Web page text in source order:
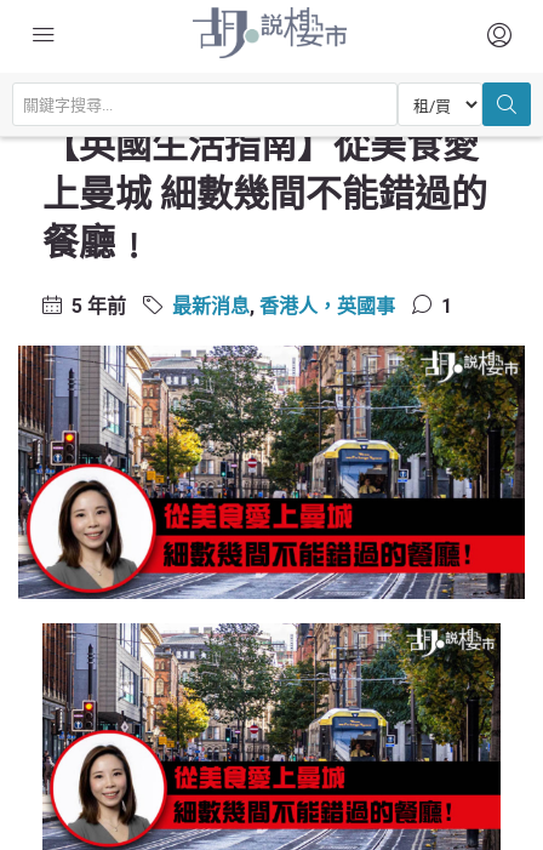
主頁
【英國生活指南】從美食愛上曼城 細數幾間不能錯過的餐廳﹗
【英國生活指南】從美食愛
上曼城 細數幾間不能錯過的
餐廳﹗
5 年前 最新消息, 香港人，英國事 1